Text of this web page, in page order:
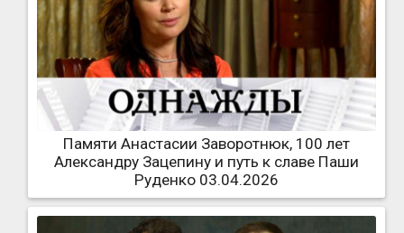
Памяти Анастасии Заворотнюк, 100 лет
Александру Зацепину и путь к славе Паши
Руденко 03.04.2026